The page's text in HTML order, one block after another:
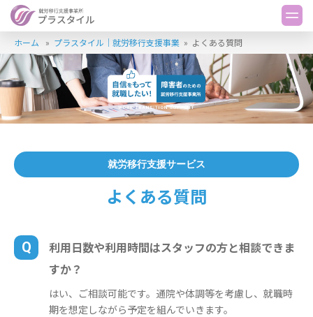
ホーム » プラスタイル｜就労移行支援事業 » よくある質問
就労移行支援サービス
よくある質問
Q
利用日数や利用時間はスタッフの方と相談できま
すか？
はい、ご相談可能です。通院や体調等を考慮し、就職時
期を想定しながら予定を組んでいきます。